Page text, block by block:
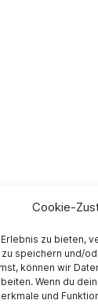
Cookie-
zu bieten,
speichern und/
können wir
Wenn du
und